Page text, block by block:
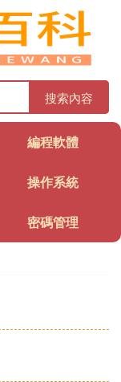
搜索內容
編程軟體
操作系統
密碼管理